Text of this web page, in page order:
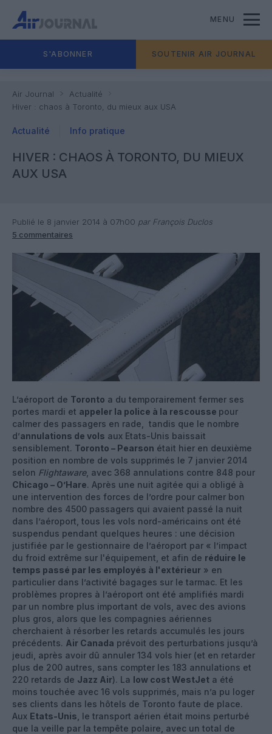
MENU
S'ABONNER SOUTENIR AIR JOURNAL
Air Journal
Actualité
Hiver : chaos à Toronto, du mieux aux USA
Actualité Info pratique
HIVER : CHAOS À TORONTO, DU MIEUX
AUX USA
Publié le 8 janvier 2014 à 07h00 par François Duclos
5 commentaires
L’aéroport de Toronto a du temporairement fermer ses
portes mardi et appeler la police à la rescousse pour
calmer des passagers en rade, tandis que le nombre
d’annulations de vols aux Etats-Unis baissait
sensiblement. Toronto – Pearson était hier en deuxième
position en nombre de vols supprimés le 7 janvier 2014
selon Flightaware, avec 368 annulations contre 848 pour
Chicago – O’Hare. Après une nuit agitée qui a obligé à
une intervention des forces de l’ordre pour calmer bon
nombre des 4500 passagers qui avaient passé la nuit
dans l’aéroport, tous les vols nord-américains ont été
suspendus pendant quelques heures : une décision
justifiée par le gestionnaire de l’aéroport par « l’impact
du froid extrême sur l'équipement, et afin de réduire le
temps passé par les employés à l'extérieur » en
particulier dans l’activité bagages sur le tarmac. Et les
problèmes propres à l’aéroport ont été amplifiés mardi
par un nombre plus important de vols, avec des avions
plus gros, alors que les compagnies aériennes
cherchaient à résorber les retards accumulés les jours
précédents. Air Canada prévoit des perturbations jusqu’à
jeudi, après avoir dû annuler 134 vols hier (et en retarder
plus de 200 autres, sans compter les 183 annulations et
220 retards de Jazz Air). La low cost WestJet a été
moins touchée avec 16 vols supprimés, mais n’a pu loger
ses clients dans les hôtels de Toronto faute de place.
Aux Etats-Unis , le transport aérien était moins perturbé
que la veille par la tempête polaire, avec un total de